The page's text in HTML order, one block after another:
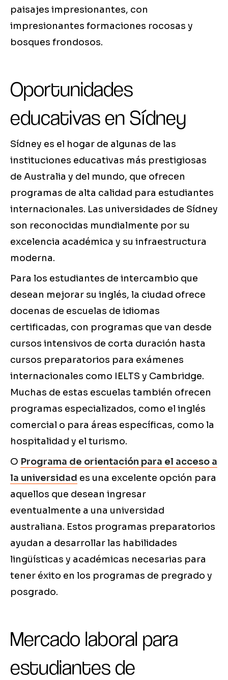
paisajes impresionantes, con
impresionantes formaciones rocosas y
bosques frondosos.
Oportunidades
educativas en Sídney
Sídney es el hogar de algunas de las
instituciones educativas más prestigiosas
de Australia y del mundo, que ofrecen
programas de alta calidad para estudiantes
internacionales. Las universidades de Sídney
son reconocidas mundialmente por su
excelencia académica y su infraestructura
moderna.
Para los estudiantes de intercambio que
desean mejorar su inglés, la ciudad ofrece
docenas de escuelas de idiomas
certificadas, con programas que van desde
cursos intensivos de corta duración hasta
cursos preparatorios para exámenes
internacionales como IELTS y Cambridge.
Muchas de estas escuelas también ofrecen
programas especializados, como el inglés
comercial o para áreas específicas, como la
hospitalidad y el turismo.
O Programa de orientación para el acceso a
la universidad es una excelente opción para
aquellos que desean ingresar
eventualmente a una universidad
australiana. Estos programas preparatorios
ayudan a desarrollar las habilidades
lingüísticas y académicas necesarias para
tener éxito en los programas de pregrado y
posgrado.
Mercado laboral para
estudiantes de